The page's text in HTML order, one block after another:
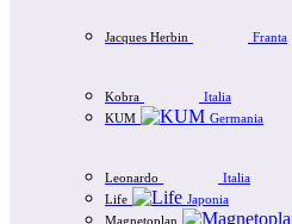
Jacques Herbin Franta
Kobra
Italia
KUM
Germania
Leonardo
Italia
Life
Japonia
Magnetoplan